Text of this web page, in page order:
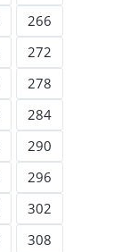
266
272
278
284
290
296
302
308